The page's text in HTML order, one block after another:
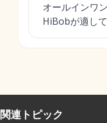
オールインワ
HiBobが適して
関連トピック